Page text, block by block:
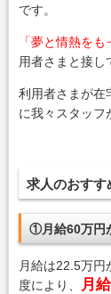
です。
「夢と情熱をも
用者さまと接し
利用者さまが在
に我々スタッフ
求人のおすす
①月給60万円
月給は22.5万円
度により、
月